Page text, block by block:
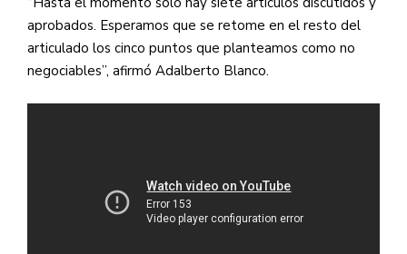
aprobados. Esperamos que se retome en el resto del
articulado los cinco puntos que planteamos como no
negociables”, afirmó Adalberto Blanco.